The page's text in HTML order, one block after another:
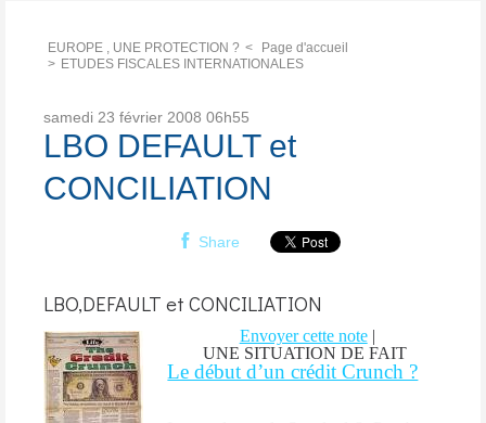
EUROPE , UNE PROTECTION ?
Page d'accueil
ETUDES FISCALES INTERNATIONALES
samedi 23 février 2008 06h55
LBO DEFAULT et
CONCILIATION
Share
LBO,DEFAULT et CONCILIATION
Envoyer cette note|
UNE SITUATION DE FAIT
Le début d’un crédit Crunch ?